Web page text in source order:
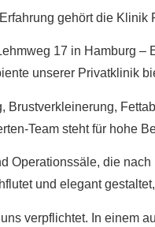
gehört die
17 in Hamburg
unserer Privatklinik
Brustverkleinerung,
Team steht für hohe
Operationssäle, die
und elegant
uns verpflichtet. In einem